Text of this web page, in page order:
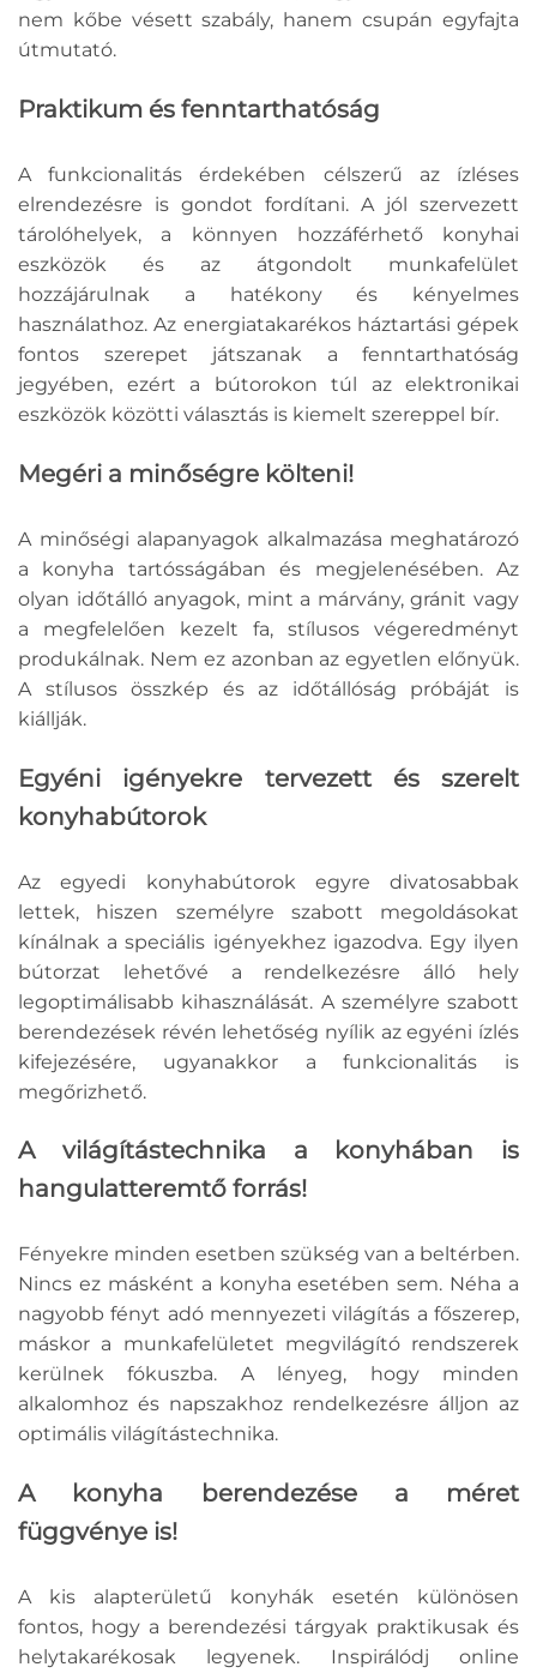
nem kőbe vésett szabály, hanem csupán egyfajta
útmutató.
Praktikum és fenntarthatóság
A funkcionalitás érdekében célszerű az ízléses
elrendezésre is gondot fordítani. A jól szervezett
tárolóhelyek, a könnyen hozzáférhető konyhai
eszközök és az átgondolt munkafelület
hozzájárulnak a hatékony és kényelmes
használathoz. Az energiatakarékos háztartási gépek
fontos szerepet játszanak a fenntarthatóság
jegyében, ezért a bútorokon túl az elektronikai
eszközök közötti választás is kiemelt szereppel bír.
Megéri a minőségre költeni!
A minőségi alapanyagok alkalmazása meghatározó
a konyha tartósságában és megjelenésében. Az
olyan időtálló anyagok, mint a márvány, gránit vagy
a megfelelően kezelt fa, stílusos végeredményt
produkálnak. Nem ez azonban az egyetlen előnyük.
A stílusos összkép és az időtállóság próbáját is
kiállják.
Egyéni igényekre tervezett és szerelt
konyhabútorok
Az egyedi konyhabútorok egyre divatosabbak
lettek, hiszen személyre szabott megoldásokat
kínálnak a speciális igényekhez igazodva. Egy ilyen
bútorzat lehetővé a rendelkezésre álló hely
legoptimálisabb kihasználását. A személyre szabott
berendezések révén lehetőség nyílik az egyéni ízlés
kifejezésére, ugyanakkor a funkcionalitás is
megőrizhető.
A világítástechnika a konyhában is
hangulatteremtő forrás!
Fényekre minden esetben szükség van a beltérben.
Nincs ez másként a konyha esetében sem. Néha a
nagyobb fényt adó mennyezeti világítás a főszerep,
máskor a munkafelületet megvilágító rendszerek
kerülnek fókuszba. A lényeg, hogy minden
alkalomhoz és napszakhoz rendelkezésre álljon az
optimális világítástechnika.
A konyha berendezése a méret
függvénye is!
A kis alapterületű konyhák esetén különösen
fontos, hogy a berendezési tárgyak praktikusak és
helytakarékosak legyenek. Inspirálódj online